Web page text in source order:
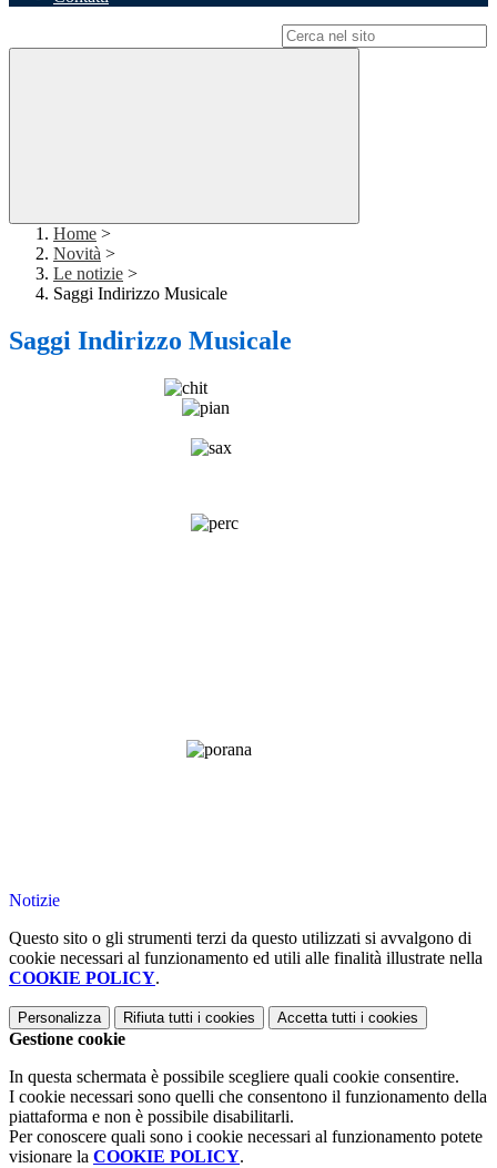
Home >
Novità >
Le notizie >
Saggi Indirizzo Musicale
Saggi Indirizzo Musicale
Notizie
Questo sito o gli strumenti terzi da questo utilizzati si avvalgono di
cookie necessari al funzionamento ed utili alle finalità illustrate nella
COOKIE POLICY.
Personalizza Rifiuta tutti i cookies Accetta tutti i cookies
Gestione cookie
In questa schermata è possibile scegliere quali cookie consentire.
I cookie necessari sono quelli che consentono il funzionamento della
piattaforma e non è possibile disabilitarli.
Per conoscere quali sono i cookie necessari al funzionamento potete
visionare la COOKIE POLICY.